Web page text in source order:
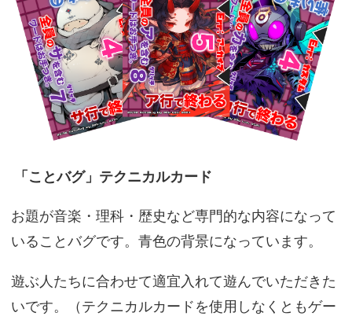
「ことバグ」テクニカルカード
お題が音楽・理科・歴史など専門的な内容になって
いることバグです。青色の背景になっています。
遊ぶ人たちに合わせて適宜入れて遊んでいただきた
いです。（テクニカルカードを使用しなくともゲー